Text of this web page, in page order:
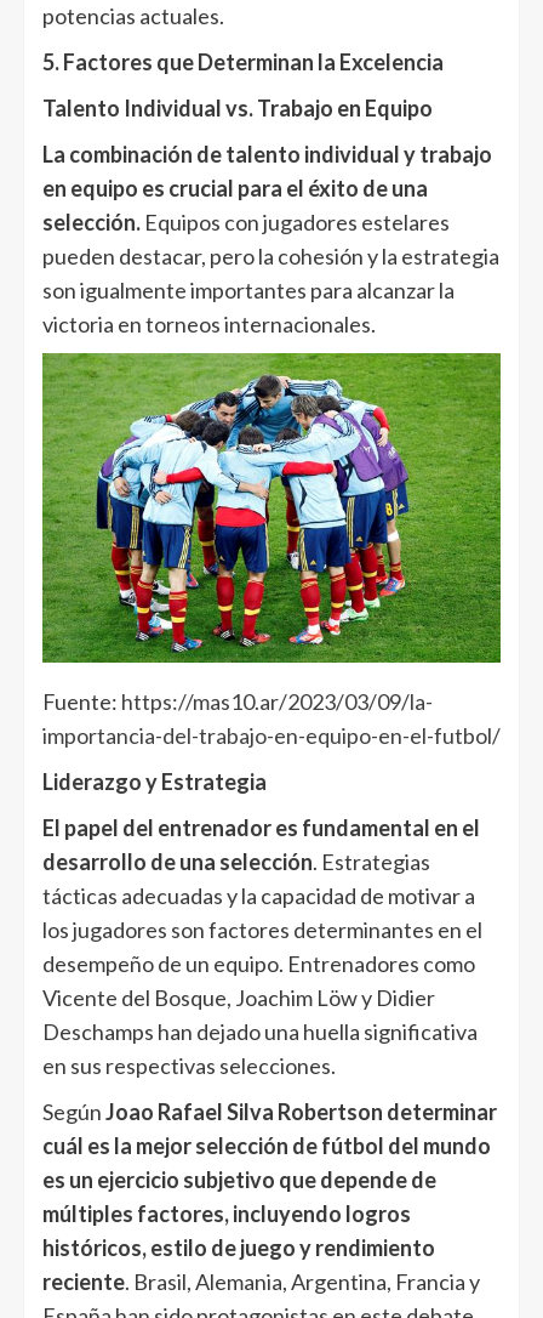
potencias actuales.
5. Factores que Determinan la Excelencia
Talento Individual vs. Trabajo en Equipo
La combinación de talento individual y trabajo
en equipo es crucial para el éxito de una
selección. Equipos con jugadores estelares
pueden destacar, pero la cohesión y la estrategia
son igualmente importantes para alcanzar la
victoria en torneos internacionales.
Fuente: https://mas10.ar/2023/03/09/la-
importancia-del-trabajo-en-equipo-en-el-futbol/
Liderazgo y Estrategia
El papel del entrenador es fundamental en el
desarrollo de una selección. Estrategias
tácticas adecuadas y la capacidad de motivar a
los jugadores son factores determinantes en el
desempeño de un equipo. Entrenadores como
Vicente del Bosque, Joachim Löw y Didier
Deschamps han dejado una huella significativa
en sus respectivas selecciones.
SegúnJoao Rafael Silva Robertson determinar
cuál es la mejor selección de fútbol del mundo
es un ejercicio subjetivo que depende de
múltiples factores, incluyendo logros
históricos, estilo de juego y rendimiento
reciente. Brasil, Alemania, Argentina, Francia y